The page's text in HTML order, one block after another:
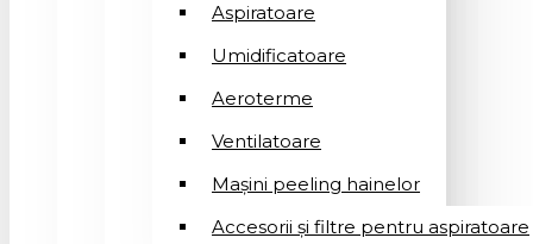
Aspiratoare
Umidificatoare
Aeroterme
Ventilatoare
Mașini peeling hainelor
Accesorii și filtre pentru aspiratoare